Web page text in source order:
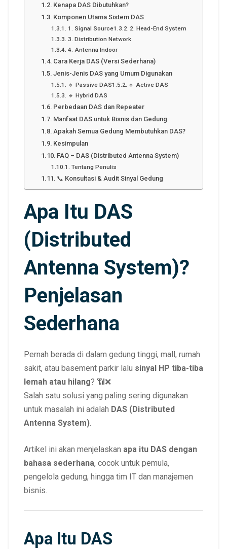
Kenapa DAS Dibutuhkan?
Komponen Utama Sistem DAS
1. Signal Source
2. Head-End System
3. Distribution Network
4. Antenna Indoor
Cara Kerja DAS (Versi Sederhana)
Jenis-Jenis DAS yang Umum Digunakan
🔹 Passive DAS
🔹 Active DAS
🔹 Hybrid DAS
Perbedaan DAS dan Repeater
Manfaat DAS untuk Bisnis dan Gedung
Apakah Semua Gedung Membutuhkan DAS?
Kesimpulan
FAQ – DAS (Distributed Antenna System)
Tentang Penulis
📞 Konsultasi & Audit Sinyal Gedung
Apa Itu DAS
(Distributed
Antenna System)?
Penjelasan
Sederhana
Pernah berada di dalam gedung tinggi, mall, rumah
sakit, atau basement parkir lalu sinyal HP tiba-tiba
lemah atau hilang? 📶❌
Salah satu solusi yang paling sering digunakan
untuk masalah ini adalah DAS (Distributed
Antenna System).
Artikel ini akan menjelaskan apa itu DAS dengan
bahasa sederhana, cocok untuk pemula,
pengelola gedung, hingga tim IT dan manajemen
bisnis.
Apa Itu DAS